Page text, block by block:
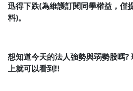
迅得下跌(為維護訂閱同學權益，僅
料)。
想知道今天的法人強勢與弱勢股嗎?
上就可以看到!!